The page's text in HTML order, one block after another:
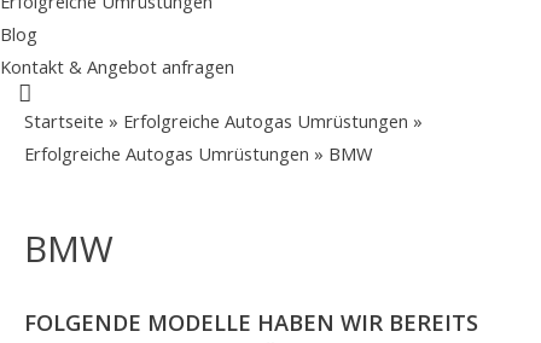
Blog
Kontakt & Angebot anfragen
Suche
Startseite » Erfolgreiche Autogas Umrüstungen »
Erfolgreiche Autogas Umrüstungen » BMW
BMW
FOLGENDE MODELLE HABEN WIR BEREITS